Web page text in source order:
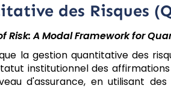
des Risques
Risk: A Modal Framework for
la gestion quantitative des
institutionnel des
d'assurance, en utilisant